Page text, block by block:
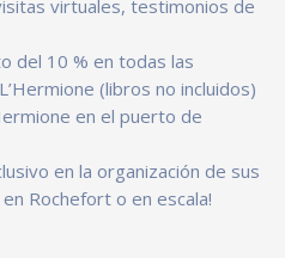
virtuales, testimonios de
del 10 % en todas las
(libros no incluidos)
en el puerto de
en la organización de sus
Rochefort o en escala!